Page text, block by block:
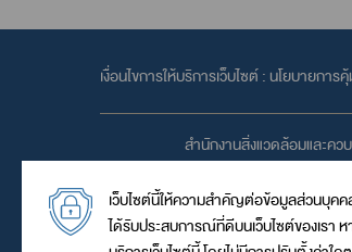
เงื่อนไขการให้บริการเว็บไซต์ : นโยบายการ
สำนักงานสิ่งแวดล้อมและค
เว็บไซต์นี้ให้ความสำคัญต่อข้อมูลส่วนบุคค
ได้รับประสบการณ์ที่ดีบนเว็บไซต์ของเรา ห